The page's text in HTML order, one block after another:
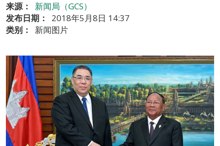
来源：
新闻局（GCS）
发布日期：
2018年5月8日 14:37
类别：
新闻图片